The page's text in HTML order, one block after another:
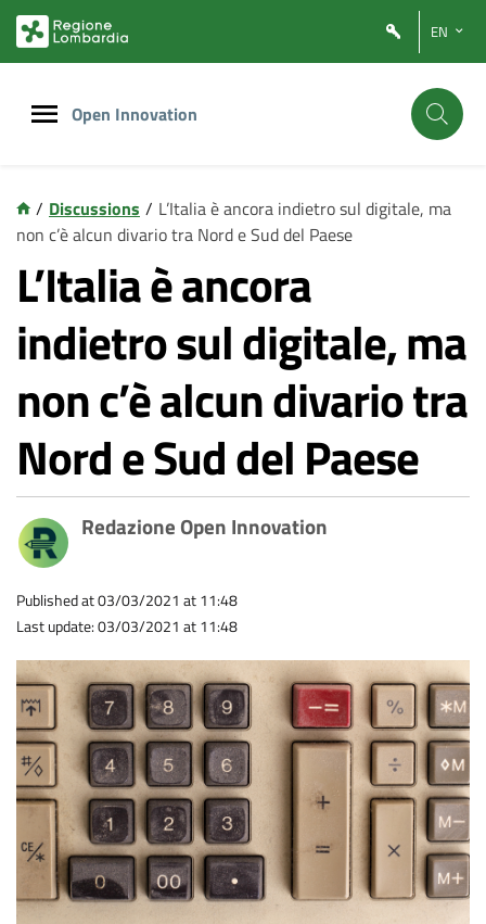
contenuto
footer
EN
Open Innovation
/ Discussions / L’Italia è ancora indietro sul digitale, ma
non c’è alcun divario tra Nord e Sud del Paese
L’Italia è ancora
indietro sul digitale, ma
non c’è alcun divario tra
Nord e Sud del Paese
Redazione Open Innovation
Published at 03/03/2021 at 11:48
Last update: 03/03/2021 at 11:48